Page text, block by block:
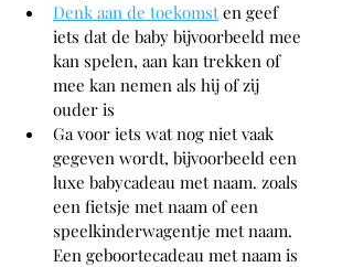
Denk aan de toekomst en geef
iets dat de baby bijvoorbeeld mee
kan spelen, aan kan trekken of
mee kan nemen als hij of zij
ouder is
Ga voor iets wat nog niet vaak
gegeven wordt, bijvoorbeeld een
luxe babycadeau met naam. zoals
een fietsje met naam of een
speelkinderwagentje met naam.
Een geboortecadeau met naam is